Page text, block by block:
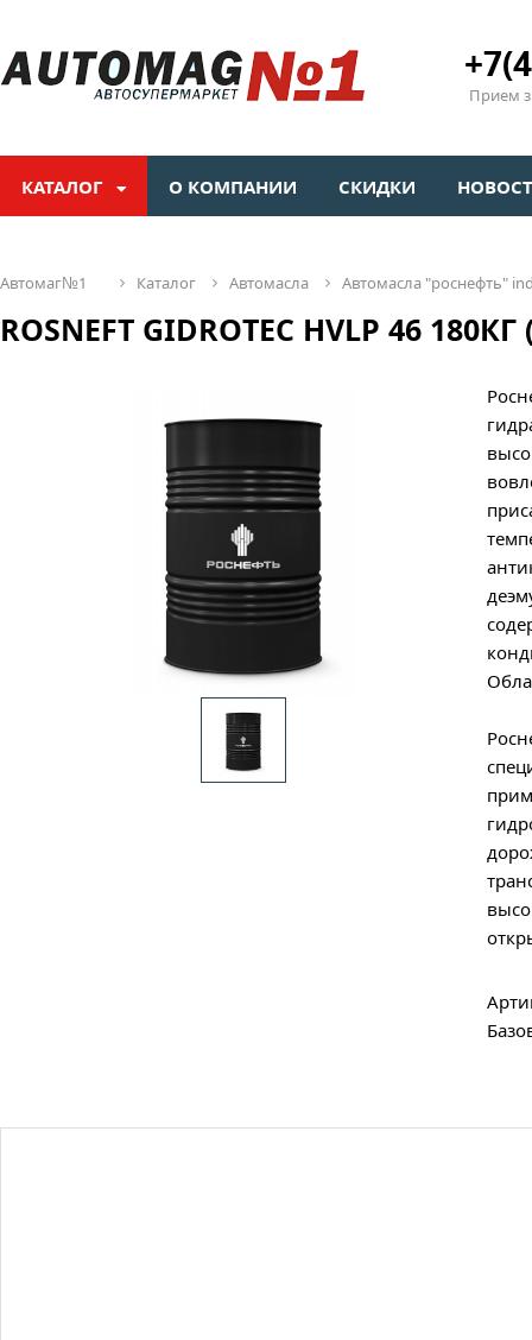
Прием
КАТАЛОГ О КОМПАНИИ СКИДКИ
автомаг№1 каталог автомасла автомасла "роснефть"
ROSNEFT GIDROTEC HVLP 46